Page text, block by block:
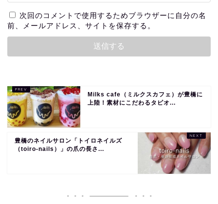
次回のコメントで使用するためブラウザーに自分の名
前、メールアドレス、サイトを保存する。
Milks cafe（ミルクスカフェ）が豊橋に
上陸！素材にこだわるタピオ...
豊橋のネイルサロン「トイロネイルズ
（toiro-nails）」の爪の長さ...